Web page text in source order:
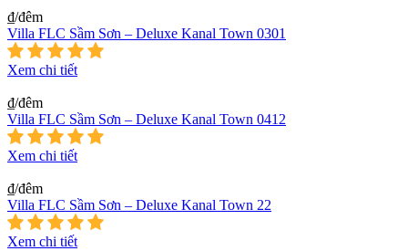
₫/đêm
Villa FLC Sầm Sơn – Deluxe Kanal Town 0301
Xem chi tiết
₫/đêm
Villa FLC Sầm Sơn – Deluxe Kanal Town 0412
Xem chi tiết
₫/đêm
Villa FLC Sầm Sơn – Deluxe Kanal Town 22
Xem chi tiết